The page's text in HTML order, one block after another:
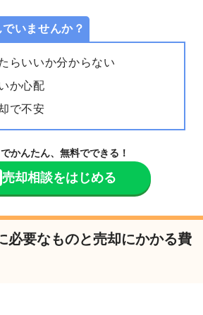
いませんか？
らいいか分からない
か心配
で不安
かんたん、無料でできる！
売却相談をはじめる
必要なものと売却にかかる費